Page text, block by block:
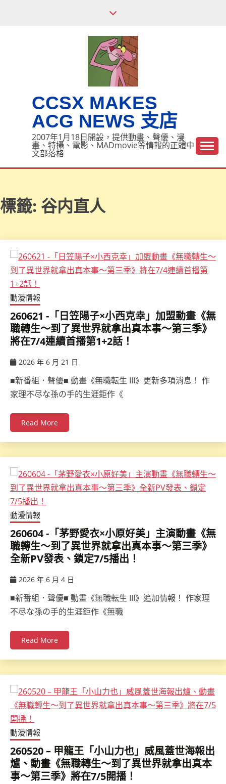
CCSX MAKES
ACG NEWS 支店
2007年1月18日開設，提供動畫、聲優、漫
畫、特攝、電影、MADmovie等情報的正體中
文部落格
標籤: 谷内直人
動漫情報
260621 -「日笠陽子×小西克幸」加盟動畫《無
職轉生～到了異世界就拿出真本事～第三季》
將在7/4連續首播第1+2話！
2026 年 6 月 21 日
■新番組．聲優■ 動畫《無職転生 III》更新多項消息！ 作
家理不尽な孫の手的生涯鉅作《
Read More
動漫情報
260604 -「茅野愛衣×小原好美」主演動畫《無
職轉生～到了異世界就拿出真本事～第三季》
全新PV發表、鎖定7/5播出！
2026 年 6 月 4 日
■新番組．聲優■ 動畫《無職転生 III》追加情報！ 作家理
不尽な孫の手的生涯鉅作《無職
Read More
動漫情報
260520 – 甲龍王「小山力也」威風蓋世海報出
爐、動畫《無職轉生～到了異世界就拿出真本
事～第三季》將在7/5開播！